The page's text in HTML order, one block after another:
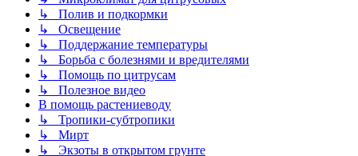
↳ Полив и подкормки
↳ Освещение
↳ Поддержание температуры
↳ Борьба с болезнями и вредителями
↳ Помощь по цитрусам
↳ Полезное видео
В помощь растениеводу
↳ Тропики-субтропики
↳ Мирт
↳ Экзоты в открытом грунте